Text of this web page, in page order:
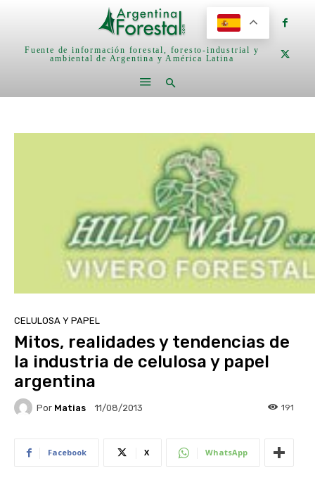
Fuente de información forestal, foresto-industrial y
ambiental de Argentina y América Latina
CELULOSA Y PAPEL
Mitos, realidades y tendencias de
la industria de celulosa y papel
argentina
Por Matias 11/08/2013 191
Facebook X WhatsApp